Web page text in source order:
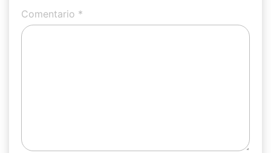
Comentario *